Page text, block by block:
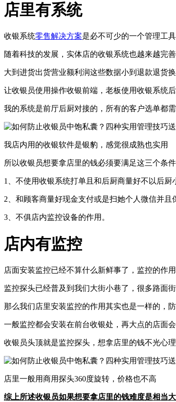
店里有系统
收银系统零售解决方案是必不可少的一个管理工具
随着科技的发展，实体店的收银系统也越来越完善
大到进货出货营业额利润这些数据小到退款退货
让收银员使用操作收银前端，老板使用收银系统
我的系统是前厅后厨对接的，所有的客户选单都
我店内用的收银软件是银豹，感觉很成熟也实用
所以收银员想要拿店里的钱必须要满足这三个条件
1、不使用收银系统打单且和后厨商量好不以后厨
2、和顾客商量好现金支付或是扫她个人微信并且
3、不俱店内监控设备的作用。
店内有监控
店面安装监控已经不算什么新鲜事了，监控的作用
监控探头已经普及到我们大街小巷了，很多路面
那么我们店里安装监控的作用其实也是一样的，
一般监控都会安装在前台收银处，再大点的店面
收银员头顶就是监控探头，想拿店里的钱不光心
店里一般用商用探头360度旋转，价格也不高
综上所述收银员如果想要拿店里的钱难度是相当